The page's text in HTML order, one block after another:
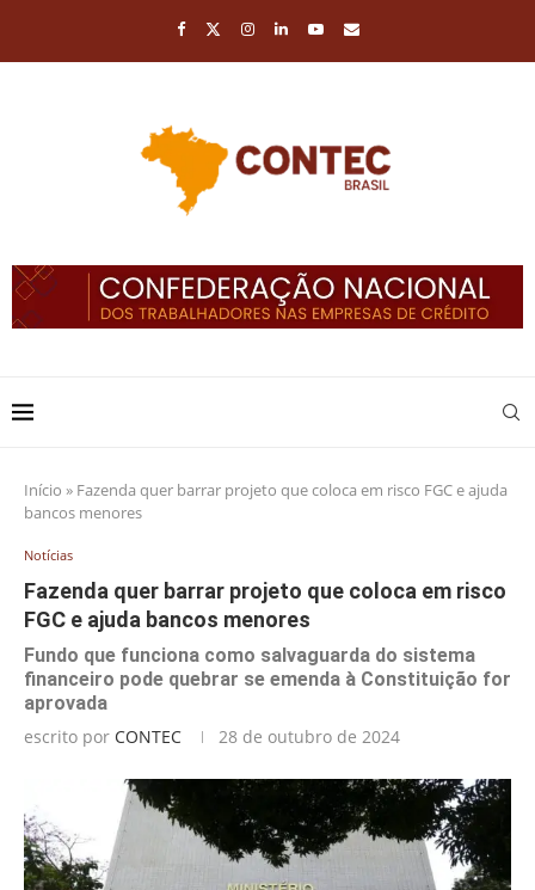
Início » Fazenda quer barrar projeto que coloca em risco FGC e ajuda
bancos menores
Notícias
Fazenda quer barrar projeto que coloca em risco
FGC e ajuda bancos menores
Fundo que funciona como salvaguarda do sistema
financeiro pode quebrar se emenda à Constituição for
aprovada
escrito por CONTEC 28 de outubro de 2024